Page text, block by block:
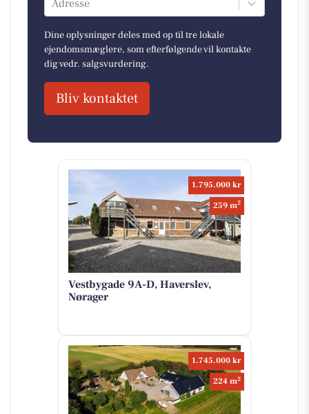
Adresse
Dine oplysninger deles med op til tre lokale
ejendomsmæglere, som efterfølgende vil kontakte
dig vedr. salgsvurdering.
Bliv kontaktet
1.795.000 kr
259 m2
Vestbygade 9A-D, Haverslev,
Nørager
1.745.000 kr
224 m2